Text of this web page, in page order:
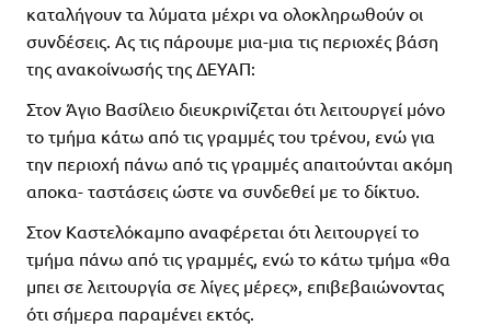
καταλήγουν τα λύματα μέχρι να ολοκληρωθούν οι
συνδέσεις. Ας τις πάρουμε μια-μια τις περιοχές βάση
της ανακοίνωσής της ΔΕΥΑΠ:
Στον Άγιο Βασίλειο διευκρινίζεται ότι λειτουργεί μόνο
το τμήμα κάτω από τις γραμμές του τρένου, ενώ για
την περιοχή πάνω από τις γραμμές απαιτούνται ακόμη
αποκα- ταστάσεις ώστε να συνδεθεί με το δίκτυο.
Στον Καστελόκαμπο αναφέρεται ότι λειτουργεί το
τμήμα πάνω από τις γραμμές, ενώ το κάτω τμήμα «θα
μπει σε λειτουργία σε λίγες μέρες», επιβεβαιώνοντας
ότι σήμερα παραμένει εκτός.